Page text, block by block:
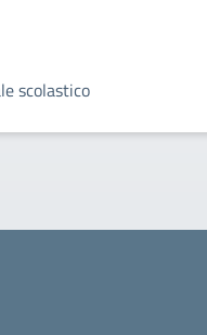
scolastico